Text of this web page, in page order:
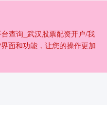
查询_武汉股票配资开户/我
面和功能，让您的操作更加